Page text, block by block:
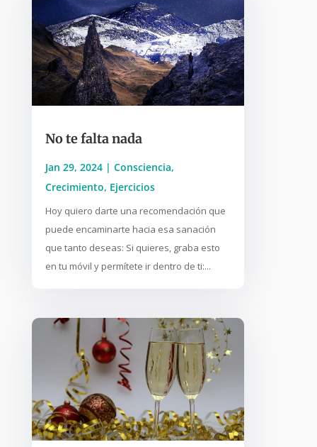
No te falta nada
Jan 29, 2024| Consciencia,
Crecimiento, Ejercicios
Hoy quiero darte una recomendación que
puede encaminarte hacia esa sanación
que tanto deseas: Si quieres, graba esto
en tu móvil y permítete ir dentro de ti:...